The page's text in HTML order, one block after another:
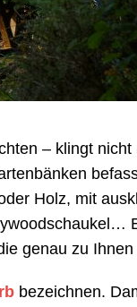
– klingt
Holz, mit
genau zu Ihnen
bezeichnen.